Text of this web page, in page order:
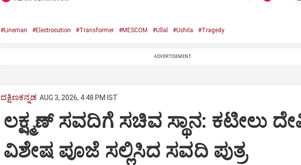
#Lineman #Electrocution #Transformer #MESCOM #Ullal #Uchila #Tragedy
ADVERTISEMENT
ದಕ್ಷಿಣಕನ್ನಡ AUG 3, 2026, 4:48 PM IST
ಲಕ್ಷ್ಮಣ್‌ ಸವದಿಗೆ ಸಚಿವ ಸ್ಥಾನ: ಕಟೀಲು
ವಿಶೇಷ ಪೂಜೆ ಸಲ್ಲಿಸಿದ ಸವದಿ ಪುತ್ರ